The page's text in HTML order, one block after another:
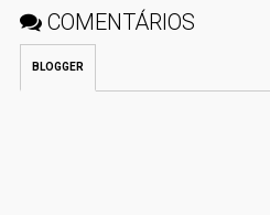
COMENTÁRIOS
BLOGGER